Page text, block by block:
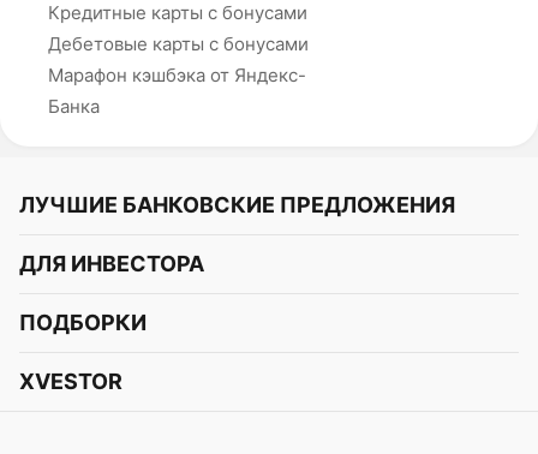
Кредитные карты с бонусами
Дебетовые карты с бонусами
Марафон кэшбэка от Яндекс-
Банка
ЛУЧШИЕ БАНКОВСКИЕ ПРЕДЛОЖЕНИЯ
Альфа-Банк
СБЕР
Газпромбанк
ДЛЯ ИНВЕСТОРА
Курс акций
Курс облигаций
ПОДБОРКИ
Подборки акций
XVESTOR